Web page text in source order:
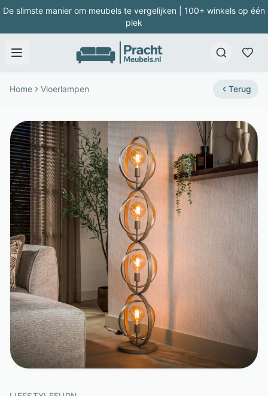
De slimste manier om meubels te vergelijken | 100+ winkels op één
plek
Home Vloerlampen Terug